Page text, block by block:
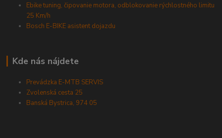
Ebike tuning, čipovanie motora, odblokovanie rýchlostného limitu
25 Km/h
Bosch E-BIKE asistent dojazdu
Kde nás nájdete
Prevádzka E-MTB SERVIS
Zvolenská cesta 25
Banská Bystrica, 974 05